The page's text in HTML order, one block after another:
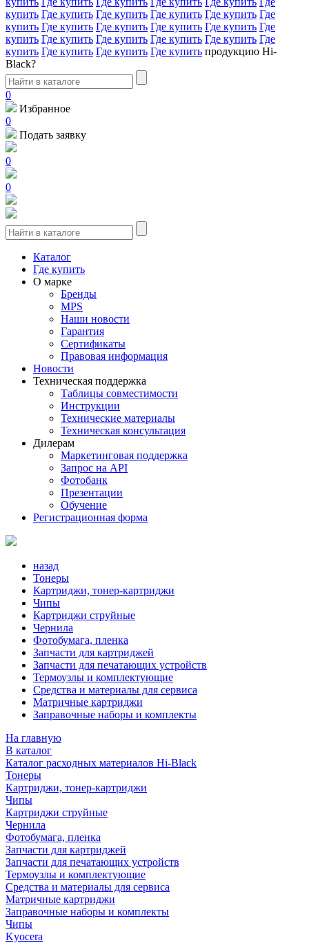
купить Где купить Где купить Где купить Где купить Где
купить Где купить Где купить Где купить Где купить Где
купить Где купить Где купить Где купить Где купить Где
купить Где купить Где купить Где купить продукцию Hi-
Black?
0
Избранное
0
Подать заявку
0
0
Каталог
Где купить
О марке
Бренды
MPS
Наши новости
Гарантия
Сертификаты
Правовая информация
Новости
Техническая поддержка
Таблицы совместимости
Инструкции
Технические материалы
Техническая консультация
Дилерам
Маркетинговая поддержка
Запрос на API
Фотобанк
Презентации
Обучение
Регистрационная форма
назад
Тонеры
Картриджи, тонер-картриджи
Чипы
Картриджи струйные
Чернила
Фотобумага, пленка
Запчасти для картриджей
Запчасти для печатающих устройств
Термоузлы и комплектующие
Средства и материалы для сервиса
Матричные картриджи
Заправочные наборы и комплекты
На главную
В каталог
Каталог расходных материалов Hi-Black
Тонеры
Картриджи, тонер-картриджи
Чипы
Картриджи струйные
Чернила
Фотобумага, пленка
Запчасти для картриджей
Запчасти для печатающих устройств
Термоузлы и комплектующие
Средства и материалы для сервиса
Матричные картриджи
Заправочные наборы и комплекты
Чипы
Kyocera